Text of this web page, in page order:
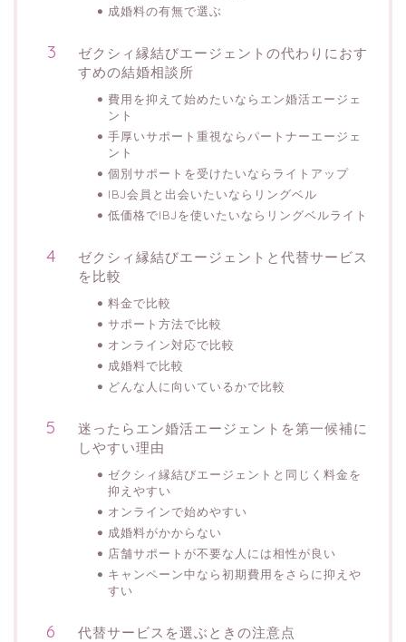
成婚料の有無で選ぶ
ゼクシィ縁結びエージェントの代わりにおす
すめの結婚相談所
費用を抑えて始めたいならエン婚活エージェ
ント
手厚いサポート重視ならパートナーエージェ
ント
個別サポートを受けたいならライトアップ
IBJ会員と出会いたいならリングベル
低価格でIBJを使いたいならリングベルライト
ゼクシィ縁結びエージェントと代替サービス
を比較
料金で比較
サポート方法で比較
オンライン対応で比較
成婚料で比較
どんな人に向いているかで比較
迷ったらエン婚活エージェントを第一候補に
しやすい理由
ゼクシィ縁結びエージェントと同じく料金を
抑えやすい
オンラインで始めやすい
成婚料がかからない
店舗サポートが不要な人には相性が良い
キャンペーン中なら初期費用をさらに抑えや
すい
代替サービスを選ぶときの注意点